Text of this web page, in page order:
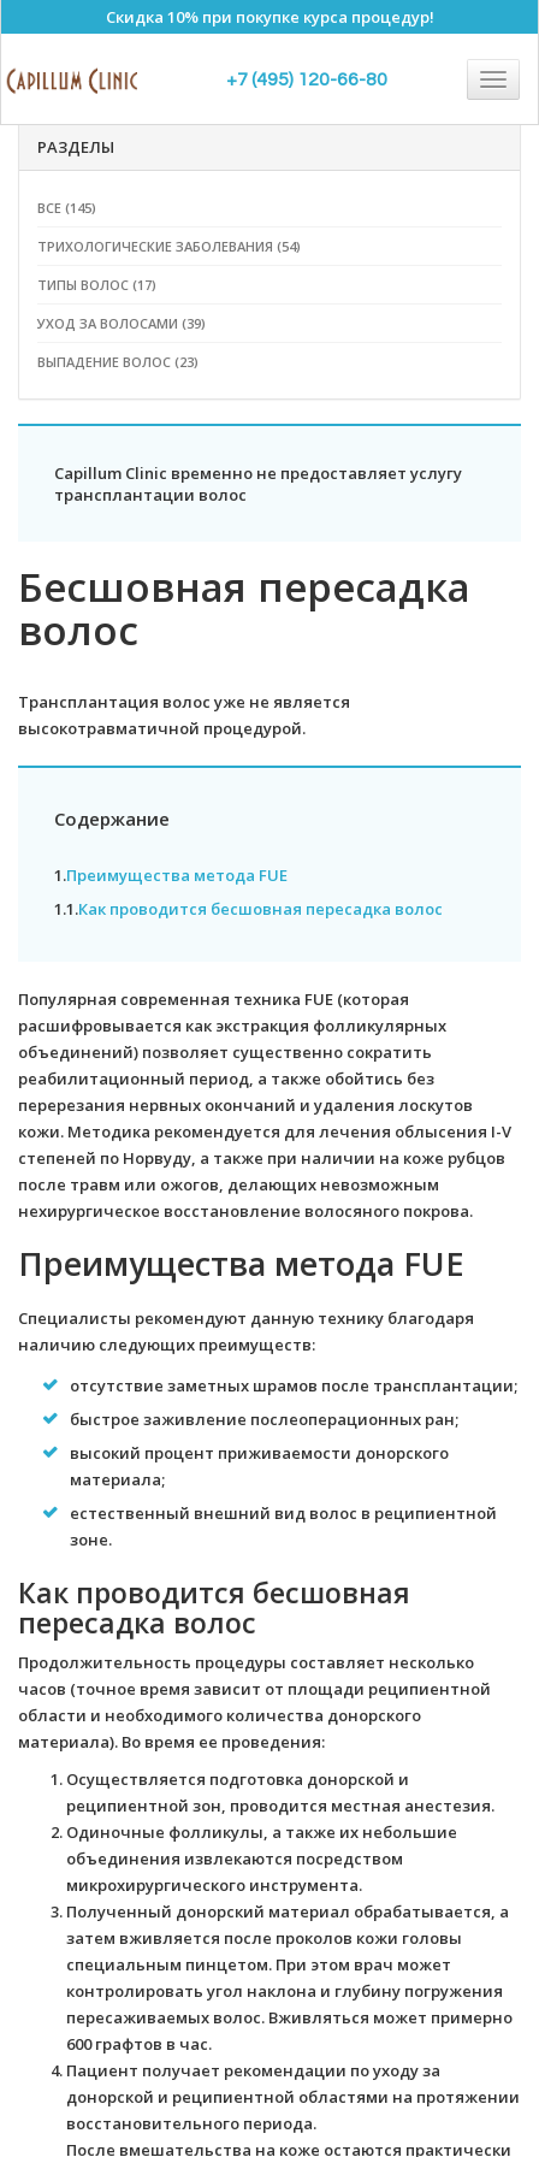
Скидка 10% при покупке курса процедур!
+7 (495) 120-66-80
Полезные статьи
РАЗДЕЛЫ
ВСЕ (145)
ТРИХОЛОГИЧЕСКИЕ ЗАБОЛЕВАНИЯ (54)
ТИПЫ ВОЛОС (17)
УХОД ЗА ВОЛОСАМИ (39)
ВЫПАДЕНИЕ ВОЛОС (23)
Capillum Clinic временно не предоставляет услугу
трансплантации волос
Бесшовная пересадка
волос
Трансплантация волос уже не является
высокотравматичной процедурой.
Содержание
1.Преимущества метода FUE
1.1.Как проводится бесшовная пересадка волос
Популярная современная техника FUE (которая
расшифровывается как экстракция фолликулярных
объединений) позволяет существенно сократить
реабилитационный период, а также обойтись без
перерезания нервных окончаний и удаления лоскутов
кожи. Методика рекомендуется для лечения облысения I-V
степеней по Норвуду, а также при наличии на коже рубцов
после травм или ожогов, делающих невозможным
нехирургическое восстановление волосяного покрова.
Преимущества метода FUE
Специалисты рекомендуют данную технику благодаря
наличию следующих преимуществ:
отсутствие заметных шрамов после трансплантации;
быстрое заживление послеоперационных ран;
высокий процент приживаемости донорского
материала;
естественный внешний вид волос в реципиентной
зоне.
Как проводится бесшовная
пересадка волос
Продолжительность процедуры составляет несколько
часов (точное время зависит от площади реципиентной
области и необходимого количества донорского
материала). Во время ее проведения:
Осуществляется подготовка донорской и
реципиентной зон, проводится местная анестезия.
Одиночные фолликулы, а также их небольшие
объединения извлекаются посредством
микрохирургического инструмента.
Полученный донорский материал обрабатывается, а
затем вживляется после проколов кожи головы
специальным пинцетом. При этом врач может
контролировать угол наклона и глубину погружения
пересаживаемых волос. Вживляться может примерно
600 графтов в час.
Пациент получает рекомендации по уходу за
донорской и реципиентной областями на протяжении
восстановительного периода.
После вмешательства на коже остаются практически